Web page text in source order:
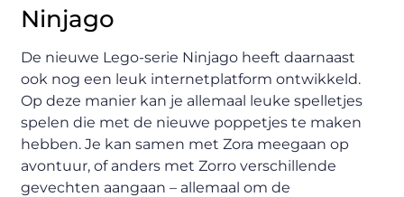
Ninjago
De nieuwe Lego-serie Ninjago heeft daarnaast
ook nog een leuk internetplatform ontwikkeld.
Op deze manier kan je allemaal leuke spelletjes
spelen die met de nieuwe poppetjes te maken
hebben. Je kan samen met Zora meegaan op
avontuur, of anders met Zorro verschillende
gevechten aangaan – allemaal om de